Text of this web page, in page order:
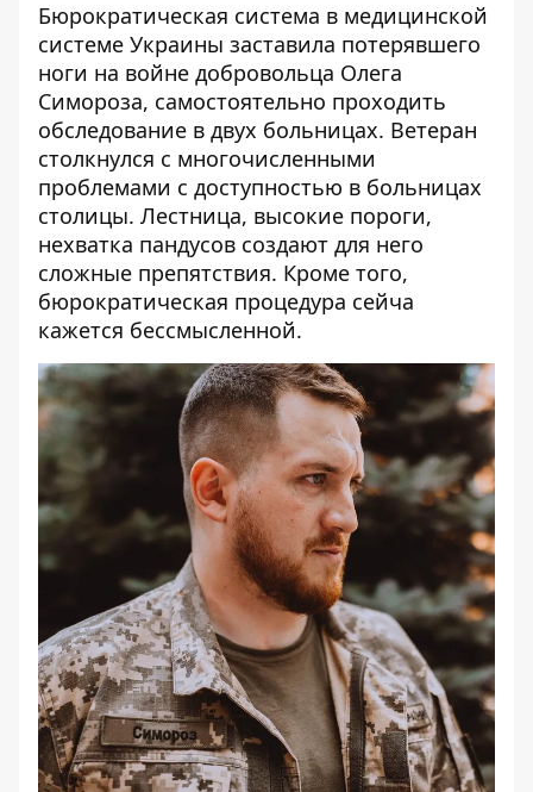
Бюрократическая система в медицинской
системе Украины заставила потерявшего
ноги на войне добровольца Олега
Симороза, самостоятельно проходить
обследование в двух больницах. Ветеран
столкнулся с многочисленными
проблемами с доступностью в больницах
столицы. Лестница, высокие пороги,
нехватка пандусов создают для него
сложные препятствия. Кроме того,
бюрократическая процедура сейча
кажется бессмысленной.